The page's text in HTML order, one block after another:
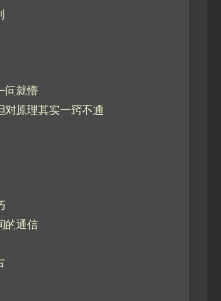
问就懵
对原理其实一窍不通
的通信